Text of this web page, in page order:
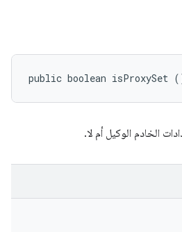
public boolean isProxySet
الخادم الوكيل أم لا.